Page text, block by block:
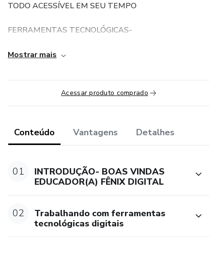
TODO ACESSÍVEL EM SEU TEMPO
FERRAMENTAS TECNOLÓGICAS-
CONSTRUINDO A IDENTIDADE DIGITAL-
ORGANIZANDO O PERFIL DOS CONTATOS E
construindo CATEGORIAS
ORGANIZANDO A AGENDA ONLINE
ESCRITA COLABORATIVA- WORD
SCRITA COLABORATIVA- POWER-POINT
ESCRITA COLABORATIVA- GOOGLE FORMS
Mostrar mais
Acessar produto comprado
Conteúdo Vantagens Detalhes
01
INTRODUÇÃO- BOAS VINDAS
EDUCADOR(A) FÊNIX DIGITAL
02
Trabalhando com ferramentas
tecnológicas digitais